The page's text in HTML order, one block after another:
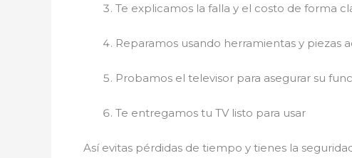
Te explicamos la falla y el costo de forma
Reparamos usando herramientas y piezas
Probamos el televisor para asegurar su
Te entregamos tu TV listo para usar
Así evitas pérdidas de tiempo y tienes la